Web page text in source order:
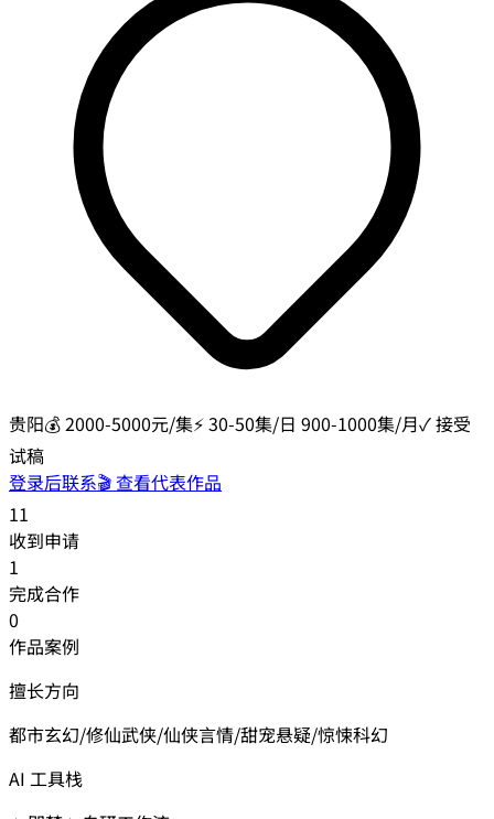
贵阳💰2000-5000元/集⚡30-50集/日 900-1000集/月✓ 接受
试稿
登录后联系🎬 查看代表作品
11
收到申请
1
完成合作
0
作品案例
擅长方向
都市玄幻/修仙武侠/仙侠言情/甜宠悬疑/惊悚科幻
AI 工具栈